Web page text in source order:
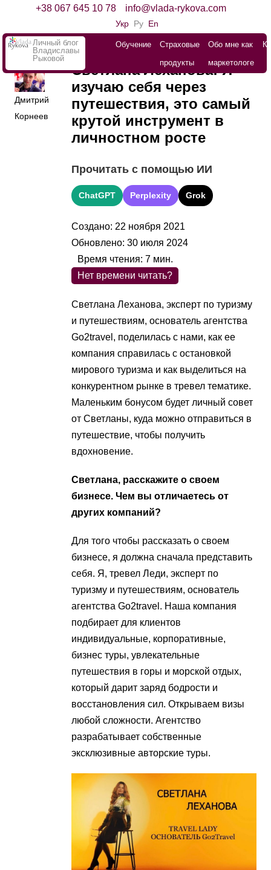
+38 067 645 10 78 info@vlada-rykova.com
Укр Ру En
Личный блог
Владиславы
Рыковой
Обучение
Страховые
продукты
Обо мне как
маркетологе
Дмитрий
Корнеев
Светлана Леханова: Я
изучаю себя через
путешествия, это самый
крутой инструмент в
личностном росте
Прочитать с помощью ИИ
ChatGPT Perplexity Grok
Создано: 22 ноября 2021
Обновлено: 30 июля 2024
Нет времени читать?
Время чтения:7 мин.
Светлана Леханова, эксперт по туризму
и путешествиям, основатель агентства
Go2travel, поделилась с нами, как ее
компания справилась с остановкой
мирового туризма и как выделиться на
конкурентном рынке в тревел тематике.
Маленьким бонусом будет личный совет
от Светланы, куда можно отправиться в
путешествие, чтобы получить
вдохновение.
Светлана, расскажите о своем
бизнесе. Чем вы отличаетесь от
других компаний?
Для того чтобы рассказать о своем
бизнесе, я должна сначала представить
себя. Я, тревел Леди, эксперт по
туризму и путешествиям, основатель
агентства Go2travel. Наша компания
подбирает для клиентов
индивидуальные, корпоративные,
бизнес туры, увлекательные
путешествия в горы и морской отдых,
который дарит заряд бодрости и
восстановления сил. Открываем визы
любой сложности. Агентство
разрабатывает собственные
эксклюзивные авторские туры.